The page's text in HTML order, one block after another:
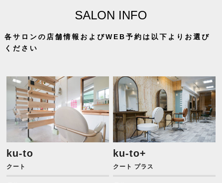
SALON INFO
各サロンの店舗情報およびWEB予約は以下よりお選び
ください
ku-to
クート
ku-to+
クート プラス